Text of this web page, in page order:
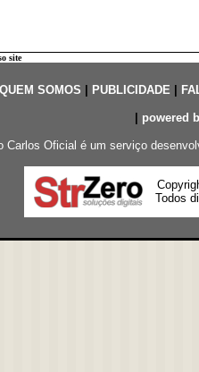
site
QUEM SOMOS PUBLICIDADE|
powered
Carlos Oficial é um serviço
Todos